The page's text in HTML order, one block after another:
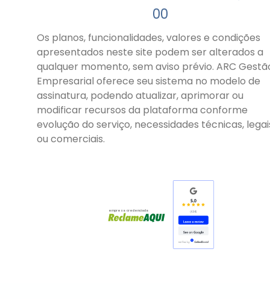
00
Os planos, funcionalidades, valores e condições
apresentados neste site podem ser alterados a
qualquer momento, sem aviso prévio. ARC
Empresarial oferece seu sistema no modelo de
assinatura, podendo atualizar, aprimorar ou
modificar recursos da plataforma conforme
evolução do serviço, necessidades técnicas,
ou comerciais.